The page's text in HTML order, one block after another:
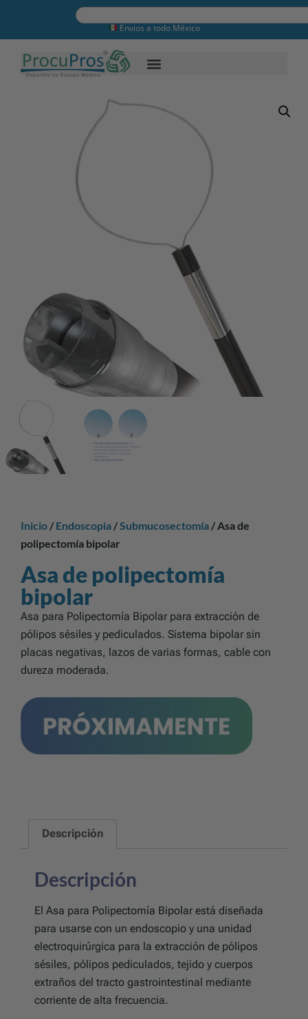
Envios a todo México
Inicio / Endoscopia /Submucosectomía / Asa de
polipectomía bipolar
Asa de polipectomía
bipolar
Asa para Polipectomía Bipolar para extracción de
pólipos sésiles y pediculados. Sistema bipolar sin
placas negativas, lazos de varias formas, cable con
dureza moderada.
Descripción
Descripción
El Asa para Polipectomía Bipolar está diseñada
para usarse con un endoscopio y una unidad
electroquirúrgica para la extracción de pólipos
sésiles, pólipos pediculados, tejido y cuerpos
extraños del tracto gastrointestinal mediante
corriente de alta frecuencia.